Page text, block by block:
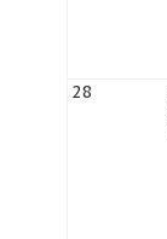
28